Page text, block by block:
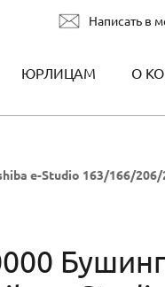
Написать в
ЮРЛИЦАМ О
e-Studio 163/166/206/